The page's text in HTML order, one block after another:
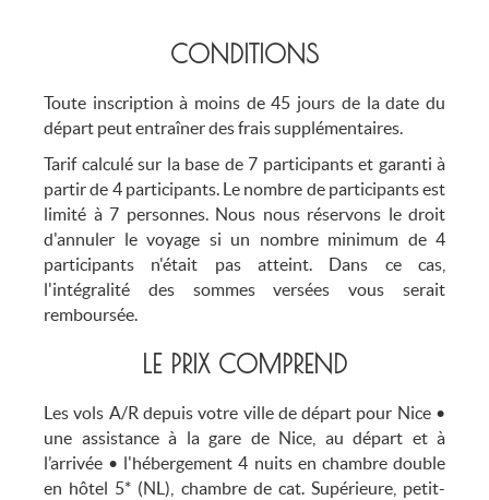
CONDITIONS
Toute inscription à moins de 45 jours de la date du
départ peut entraîner des frais supplémentaires.
Tarif calculé sur la base de 7 participants et garanti à
partir de 4 participants. Le nombre de participants est
limité à 7 personnes. Nous nous réservons le droit
d'annuler le voyage si un nombre minimum de 4
participants n'était pas atteint. Dans ce cas,
l'intégralité des sommes versées vous serait
remboursée.
LE PRIX COMPREND
Les vols A/R depuis votre ville de départ pour Nice •
une assistance à la gare de Nice, au départ et à
l’arrivée • l'hébergement 4 nuits en chambre double
en hôtel 5* (NL), chambre de cat. Supérieure, petit-